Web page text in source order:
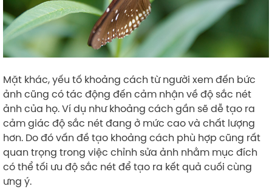
Mặt khác, yếu tố khoảng cách từ người xem đến bức
ảnh cũng có tác động đến cảm nhận về độ sắc nét
ảnh của họ. Ví dụ như khoảng cách gần sẽ dễ tạo ra
cảm giác độ sắc nét đang ở mức cao và chất lượng
hơn. Do đó vấn đề tạo khoảng cách phù hợp cũng rất
quan trọng trong việc chỉnh sửa ảnh nhằm mục đích
có thể tối ưu độ sắc nét để tạo ra kết quả cuối cùng
ưng ý.